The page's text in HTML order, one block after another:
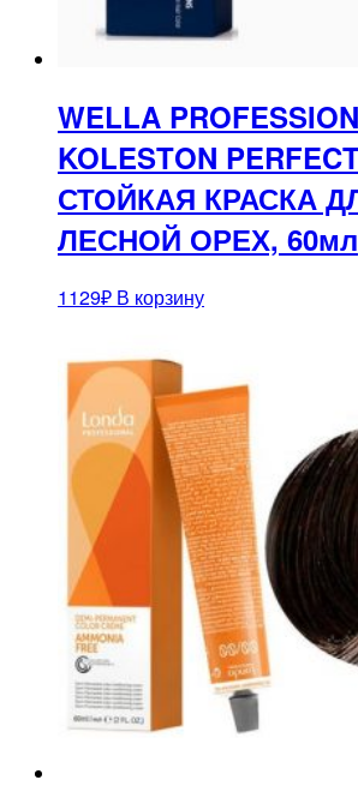
WELLA
KOLESTON
СТОЙКАЯ КРАСКА
ЛЕСНОЙ ОРЕХ, 60мл
1129₽ В корзину